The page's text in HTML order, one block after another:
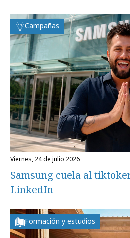
Campañas
viernes, 24 de julio 2026
Samsung cuela al
LinkedIn
Formación y estudios